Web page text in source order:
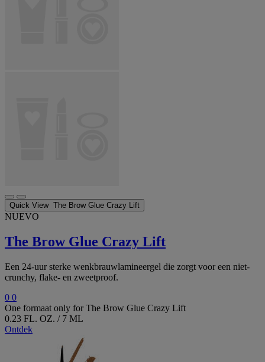
Quick View The Brow Glue Crazy Lift
NUEVO
The Brow Glue Crazy Lift
Een 24-uur sterke wenkbrauwlamineergel die zorgt voor een niet-
crunchy, flake- en zweetproof.
0 0
One formaat only for The Brow Glue Crazy Lift
0.23 FL. OZ. / 7 ML
Ontdek